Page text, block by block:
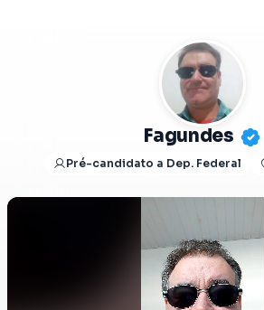
Fagundes
Pré-candidato a Dep. Federal